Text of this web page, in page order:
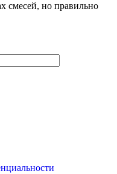
смесей, но правильно